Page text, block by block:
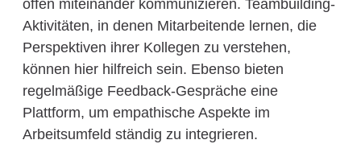
offen miteinander kommunizieren. Teambuilding-
Aktivitäten, in denen Mitarbeitende lernen, die
Perspektiven ihrer Kollegen zu verstehen,
können hier hilfreich sein. Ebenso bieten
regelmäßige Feedback-Gespräche eine
Plattform, um empathische Aspekte im
Arbeitsumfeld ständig zu integrieren.